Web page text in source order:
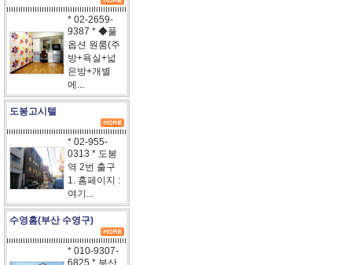
* 02-2659-
9387 * ◆풀
옵션 원룸(주
방+욕실+넓
은방+개별
에...
도봉고시텔
* 02-955-
0313 * 도봉
역 2번 출구
1. 홈페이지 :
여기...
수영홈(부산 수영구)
* 010-9307-
6825 * 부산